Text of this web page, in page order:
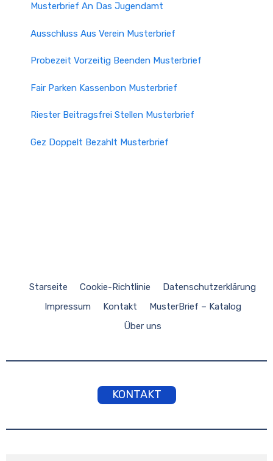
Musterbrief An Das Jugendamt
Ausschluss Aus Verein Musterbrief
Probezeit Vorzeitig Beenden Musterbrief
Fair Parken Kassenbon Musterbrief
Riester Beitragsfrei Stellen Musterbrief
Gez Doppelt Bezahlt Musterbrief
Starseite Cookie-Richtlinie
Datenschutzerklärung
Impressum
Kontakt
MusterBrief – Katalog
Über uns
KONTAKT